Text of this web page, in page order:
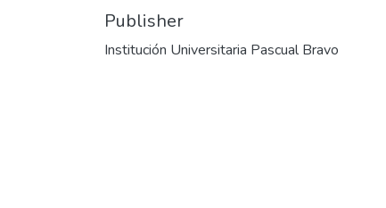
Publisher
Institución Universitaria Pascual Bravo